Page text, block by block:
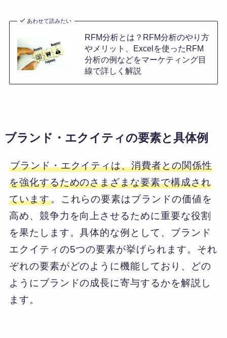
あわせて読みたい
RFM分析とは？RFM分析のやり方
やメリット、Excelを使ったRFM
分析の例などをマーケティング目
線で詳しく解説
ブランド・エクイティの要素と具体例
ブランド・エクイティは、消費者との関係性
を強化するためのさまざまな要素で構成され
ています。これらの要素はブランドの価値を
高め、競争力を向上させるために重要な役割
を果たします。具体的な例として、ブランド
エクイティの5つの要素が挙げられます。それ
ぞれの要素がどのように機能しており、どの
ようにブランドの成長に寄与するかを解説し
ます。